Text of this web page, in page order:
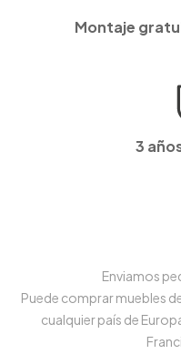
Montaje
3
Enviamos
Puede comprar muebles
cualquier país de